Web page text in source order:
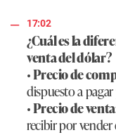
17:02
¿Cuál es la
venta del dólar?
•Precio de
dispuesto a
•Precio de venta
recibir por vender